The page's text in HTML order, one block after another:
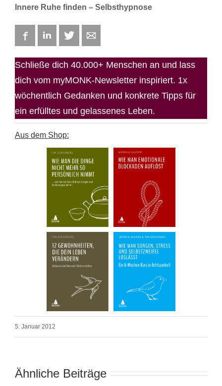
Innere Ruhe finden – Selbsthypnose
FacebookLinkedIn Twitter
Schließe dich 40.000+ Menschen an und lass
dich vom myMONK-Newsletter inspiriert. 1x
wöchentlich Gedanken und konkrete Tipps für
ein erfülltes und gelassenes Leben.
Aus dem Shop:
5. Januar 2012
Ähnliche Beiträge